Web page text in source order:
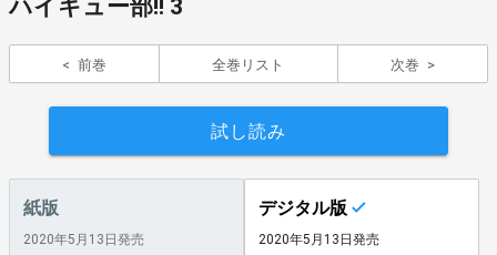
ハイキュー部!! 3
前巻 全巻リスト 次巻
試し読み
紙版
2020年5月13日発売
デジタル版
2020年5月13日発売